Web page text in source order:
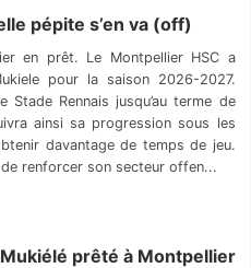
pépite s’en va (off)
en prêt. Le Montpellier HSC a
pour la saison 2026-2027.
Rennais jusqu’au terme de
ainsi sa progression sous les
davantage de temps de jeu.
renforcer son secteur offen...
prêté à Montpellier